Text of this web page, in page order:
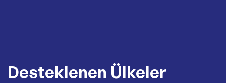
Desteklenen Ülkeler